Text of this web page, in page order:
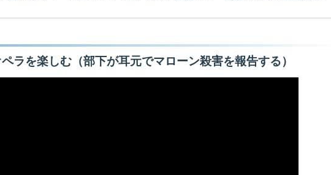
ラを楽しむ（部下が耳元でマローン殺害を報告する）